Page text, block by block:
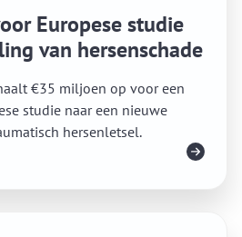
Europese studie
van hersenschade
€35 miljoen op voor een
studie naar een nieuwe
hersenletsel.